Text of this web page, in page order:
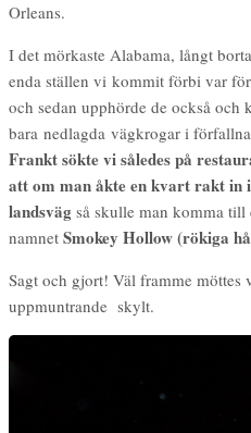
Orleans.
I det mörkaste Alabama, långt
enda ställen vi kommit förbi var
och sedan upphörde de också och
bara nedlagda vägkrogar i
Frankt sökte vi således på
att om man åkte en kvart rakt in
landsväg så skulle man komma
namnet Smokey Hollow (rökiga
Sagt och gjort! Väl framme möttes
uppmuntrande skylt.